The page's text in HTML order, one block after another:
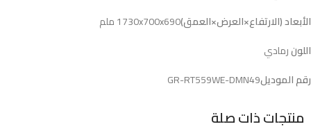
الأبعاد (الارتفاع×العرض×العمق)1730x700x690 ملم
اللونرمادي
رقم الموديلGR-RT559WE-DMN49
منتجات ذات صلة